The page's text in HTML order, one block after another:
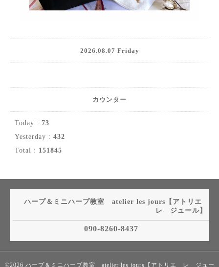
2026.08.07 Friday
カウンター
Today : 73
Yesterday : 432
Total : 151845
ハープ＆ミニハープ教室 atelier les jours【アトリエ
レ ジュール】
090-8260-8437
©2026 ハープ＆ミニハープ教室 atelier les jours【アトリエ レ ジュー